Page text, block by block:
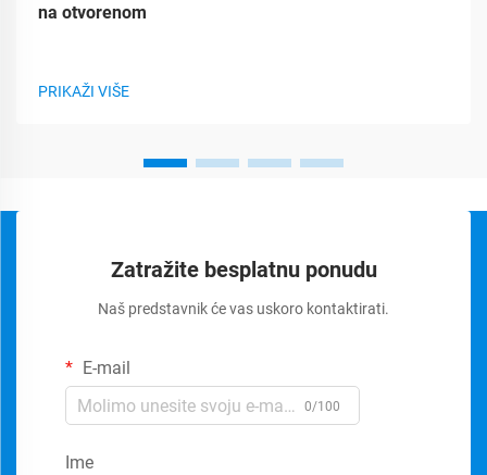
na otvorenom
PRIKAŽI VIŠE
Zatražite besplatnu ponudu
Naš predstavnik će vas uskoro kontaktirati.
E-mail
0/100
Ime